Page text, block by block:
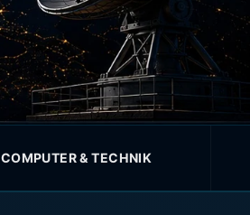
COMPUTER & TECHNIK